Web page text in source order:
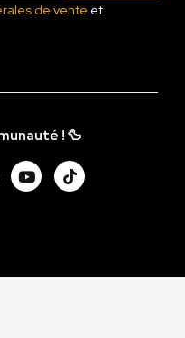
de vente et
! 🦆